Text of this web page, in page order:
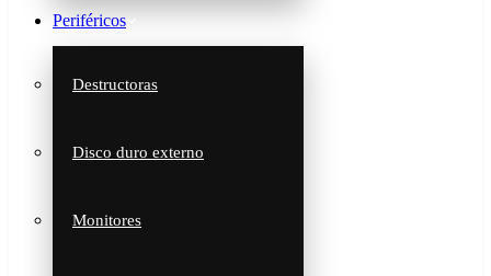
Periféricos
Destructoras
Disco duro externo
Monitores